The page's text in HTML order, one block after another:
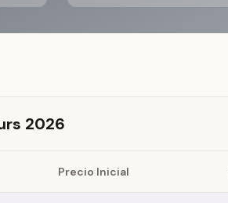
2026
Precio Inicial